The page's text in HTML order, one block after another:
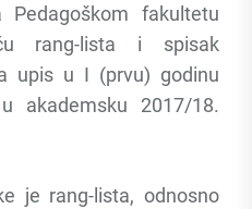
fakultetu
rang-lista i spisak
upis u I (prvu) godinu
akademsku 2017/18.
je rang-lista, odnosno